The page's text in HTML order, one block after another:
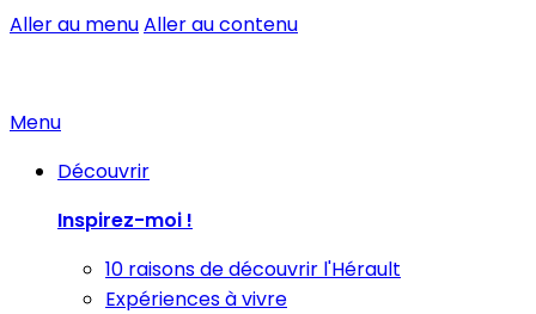
Aller au menuAller au contenu
Menu
Découvrir
Inspirez-moi !
10 raisons de découvrir l'Hérault
Expériences à vivre